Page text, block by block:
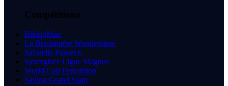
Compétitions
BikingMan
La Boulangère Wonderligue
Saforelle Power 6
Synerglace Ligue Magnus
World Cup Pentathlon
Sailing Grand Slam